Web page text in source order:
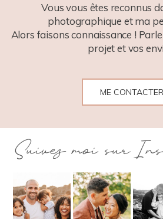
Vous vous êtes reconnus
photographique et ma
Alors faisons connaissance !
projet et vos
ME CONTACTER
Suivez moi sur